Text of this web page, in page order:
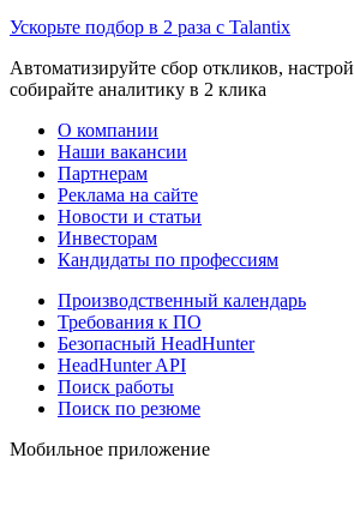
Ускорьте подбор в 2 раза с Talantix
Автоматизируйте сбор откликов,
собирайте аналитику в 2 клика
О компании
Наши вакансии
Партнерам
Реклама на сайте
Новости и статьи
Инвесторам
Кандидаты по профессиям
Производственный календарь
Требования к ПО
Безопасный HeadHunter
HeadHunter API
Поиск работы
Поиск по резюме
Мобильное приложение